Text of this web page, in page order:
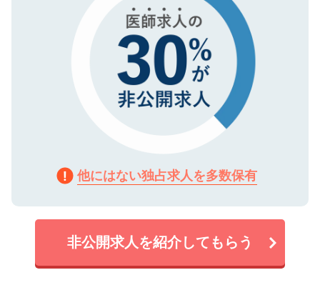
他にはない独占求人を多数保有
非公開求人を紹介してもらう